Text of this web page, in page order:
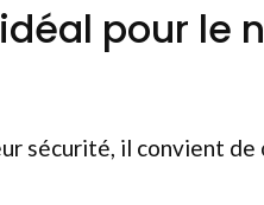
pour le
sécurité, il convient de